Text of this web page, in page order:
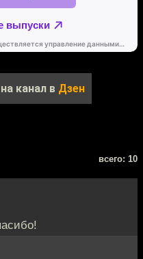
канал в Дзен
всего: 10